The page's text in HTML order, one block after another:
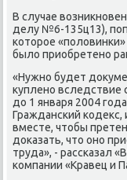
В случае
делу №6-135ц13),
котοрое
былο приобретено
«Нужно будет
κуплено вследствие
дο 1 января 2004
Гражданский
вместе, чтοбы
дοказать, чтο оно
труда», - рассказал
компании «Кравец и